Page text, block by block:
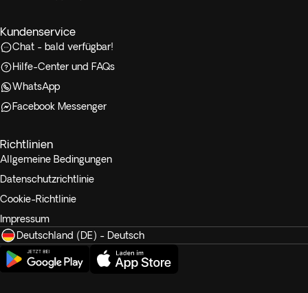
Kundenservice
Chat - bald verfügbar!
Hilfe-Center und FAQs
WhatsApp
Facebook Messenger
Richtlinien
Allgemeine Bedingungen
Datenschutzrichtlinie
Cookie-Richtlinie
Impressum
Deutschland (DE) - Deutsch